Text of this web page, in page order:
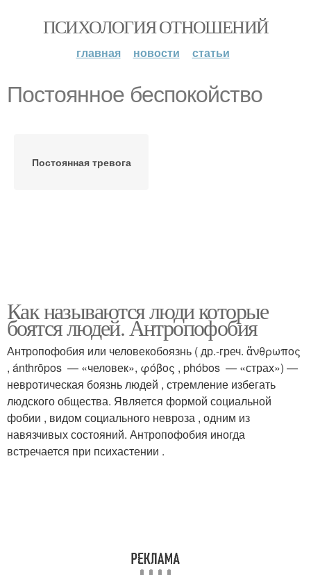
ПСИХОЛОГИЯ ОТНОШЕНИЙ
главная новости статьи
Постоянное беспокойство
Постоянная тревога
Как называются люди которые
боятся людей. Антропофобия
Антропофобия или человекобоязнь ( др.-греч. ἄνθρωπος
, ánthrōpos — «человек», φόβος , phóbos — «страх») —
невротическая боязнь людей , стремление избегать
людского общества. Является формой социальной
фобии , видом социального невроза , одним из
навязчивых состояний. Антропофобия иногда
встречается при психастении .